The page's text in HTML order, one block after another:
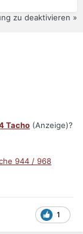
zu deaktivieren »
Tacho (Anzeige)?
944 / 968
1